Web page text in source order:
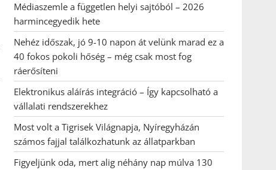
Médiaszemle a független helyi sajtóból – 2026
harmincegyedik hete
Nehéz időszak, jó 9-10 napon át velünk marad ez a
40 fokos pokoli hőség – még csak most fog
ráerősíteni
Elektronikus aláírás integráció – Így kapcsolható a
vállalati rendszerekhez
Most volt a Tigrisek Világnapja, Nyíregyházán
számos fajjal találkozhatunk az állatparkban
Figyeljünk oda, mert alig néhány nap múlva 130